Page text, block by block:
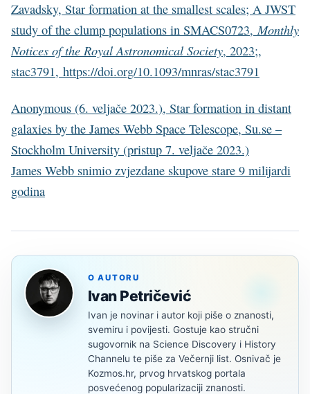
Zavadsky, Star formation at the smallest scales; A JWST
study of the clump populations in SMACS0723,Monthly
Notices of the Royal Astronomical Society, 2023;,
stac3791, https://doi.org/10.1093/mnras/stac3791
Anonymous (6. veljače 2023.), Star formation in distant
galaxies by the James Webb Space Telescope, Su.se –
Stockholm University (pristup 7. veljače 2023.)
James Webb snimio zvjezdane skupove stare 9 milijardi
godina
O AUTORU
Ivan Petričević
Ivan je novinar i autor koji piše o znanosti,
svemiru i povijesti. Gostuje kao stručni
sugovornik na Science Discovery i History
Channelu te piše za Večernji list. Osnivač je
Kozmos.hr, prvog hrvatskog portala
posvećenog popularizaciji znanosti.